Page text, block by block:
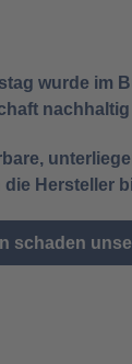
wurde im
nachhaltig
Hersteller
schaden